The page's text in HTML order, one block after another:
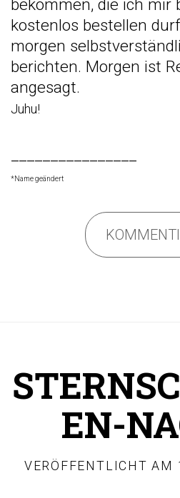
bekommen, die ich mir
kostenlos bestellen
morgen
berichten. Morgen ist
angesagt.
Juhu!
*Name geändert
EN-
VERÖFFENTLICHT AM